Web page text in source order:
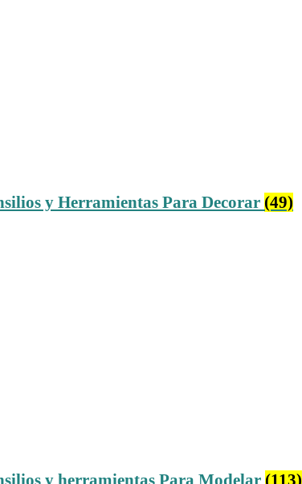
y Herramientas Para Decorar (49)
y herramientas Para Modelar (113)